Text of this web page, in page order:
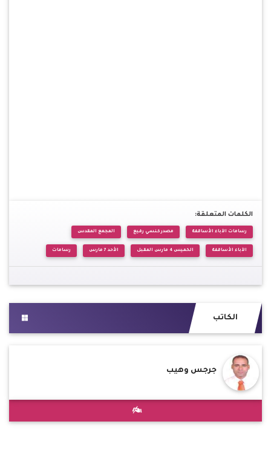
الكلمات المتعلقة:
رسامات الآباء الأساقفة مصدر كنسي رفيع المجمع المقدس
الآباء الأساقفة الخميس 4 مارس المقبل الأحد 7 مارس رسامات
الكاتب
جرجس وهيب